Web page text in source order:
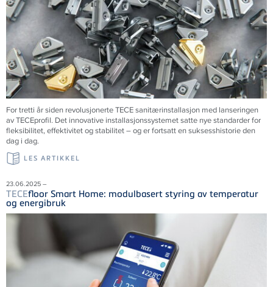
For tretti år siden revolusjonerteTECEsanitærinstallasjon med lanseringen
avTECEprofil. Det innovative installasjonssystemet satte nye standarder for
fleksibilitet, effektivitet og stabilitet – og er fortsatt en suksesshistorie den
dag i dag.
LES ARTIKKEL
23.06.2025 –
TECEfloor Smart Home: modulbasert styring av temperatur
og energibruk